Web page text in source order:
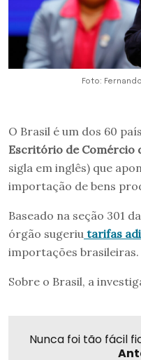
Foto:
O Brasil é um dos 60
Escritório de Comércio
sigla em inglês) que
importação de bens
Baseado na seção 301
órgão sugeriu tarifas
importações brasileiras.
Sobre o Brasil, a
Nunca foi tão fácil